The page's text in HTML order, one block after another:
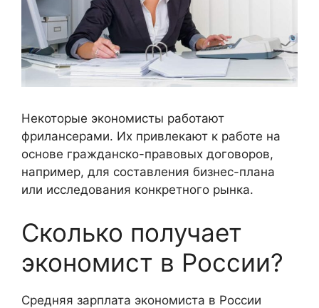
Некоторые экономисты работают
фрилансерами. Их привлекают к работе на
основе гражданско-правовых договоров,
например, для составления бизнес-плана
или исследования конкретного рынка.
Сколько получает
экономист в России?
Средняя зарплата экономиста в России